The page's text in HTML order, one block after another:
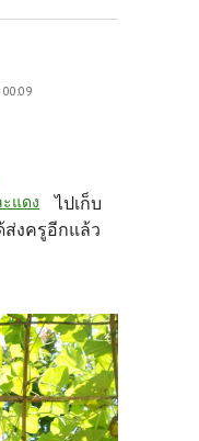
แดง
ไปเก็บ
ส่งครูอีกแล้ว